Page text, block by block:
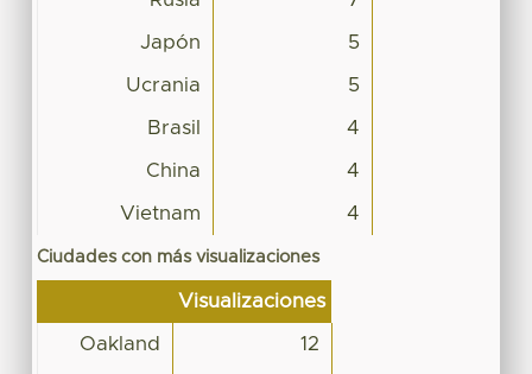
Japón 5
Ucrania 5
Brasil 4
China 4
Vietnam 4
Ciudades con más visualizaciones
Visualizaciones
Oakland 12